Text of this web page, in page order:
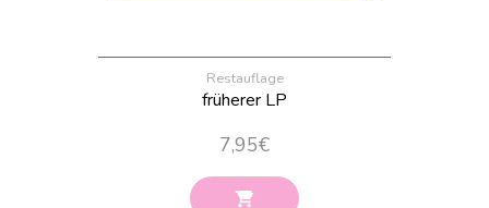
Restauflage
früherer LP
7,95€